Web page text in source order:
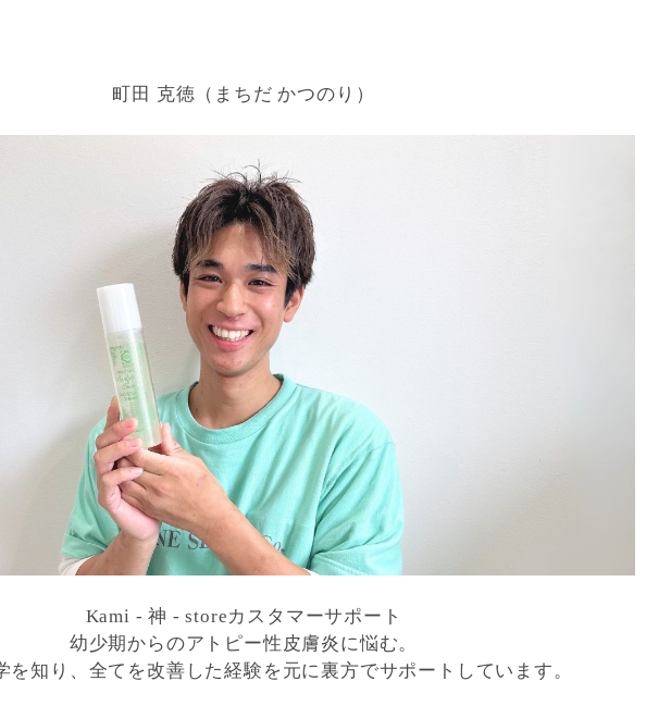
町田 克徳（まちだ かつのり）
Kami - 神 - storeカスタマーサポート
幼少期からのアトピー性皮膚炎に悩む。
を知り、全てを改善した経験を元に裏方でサポートしています。